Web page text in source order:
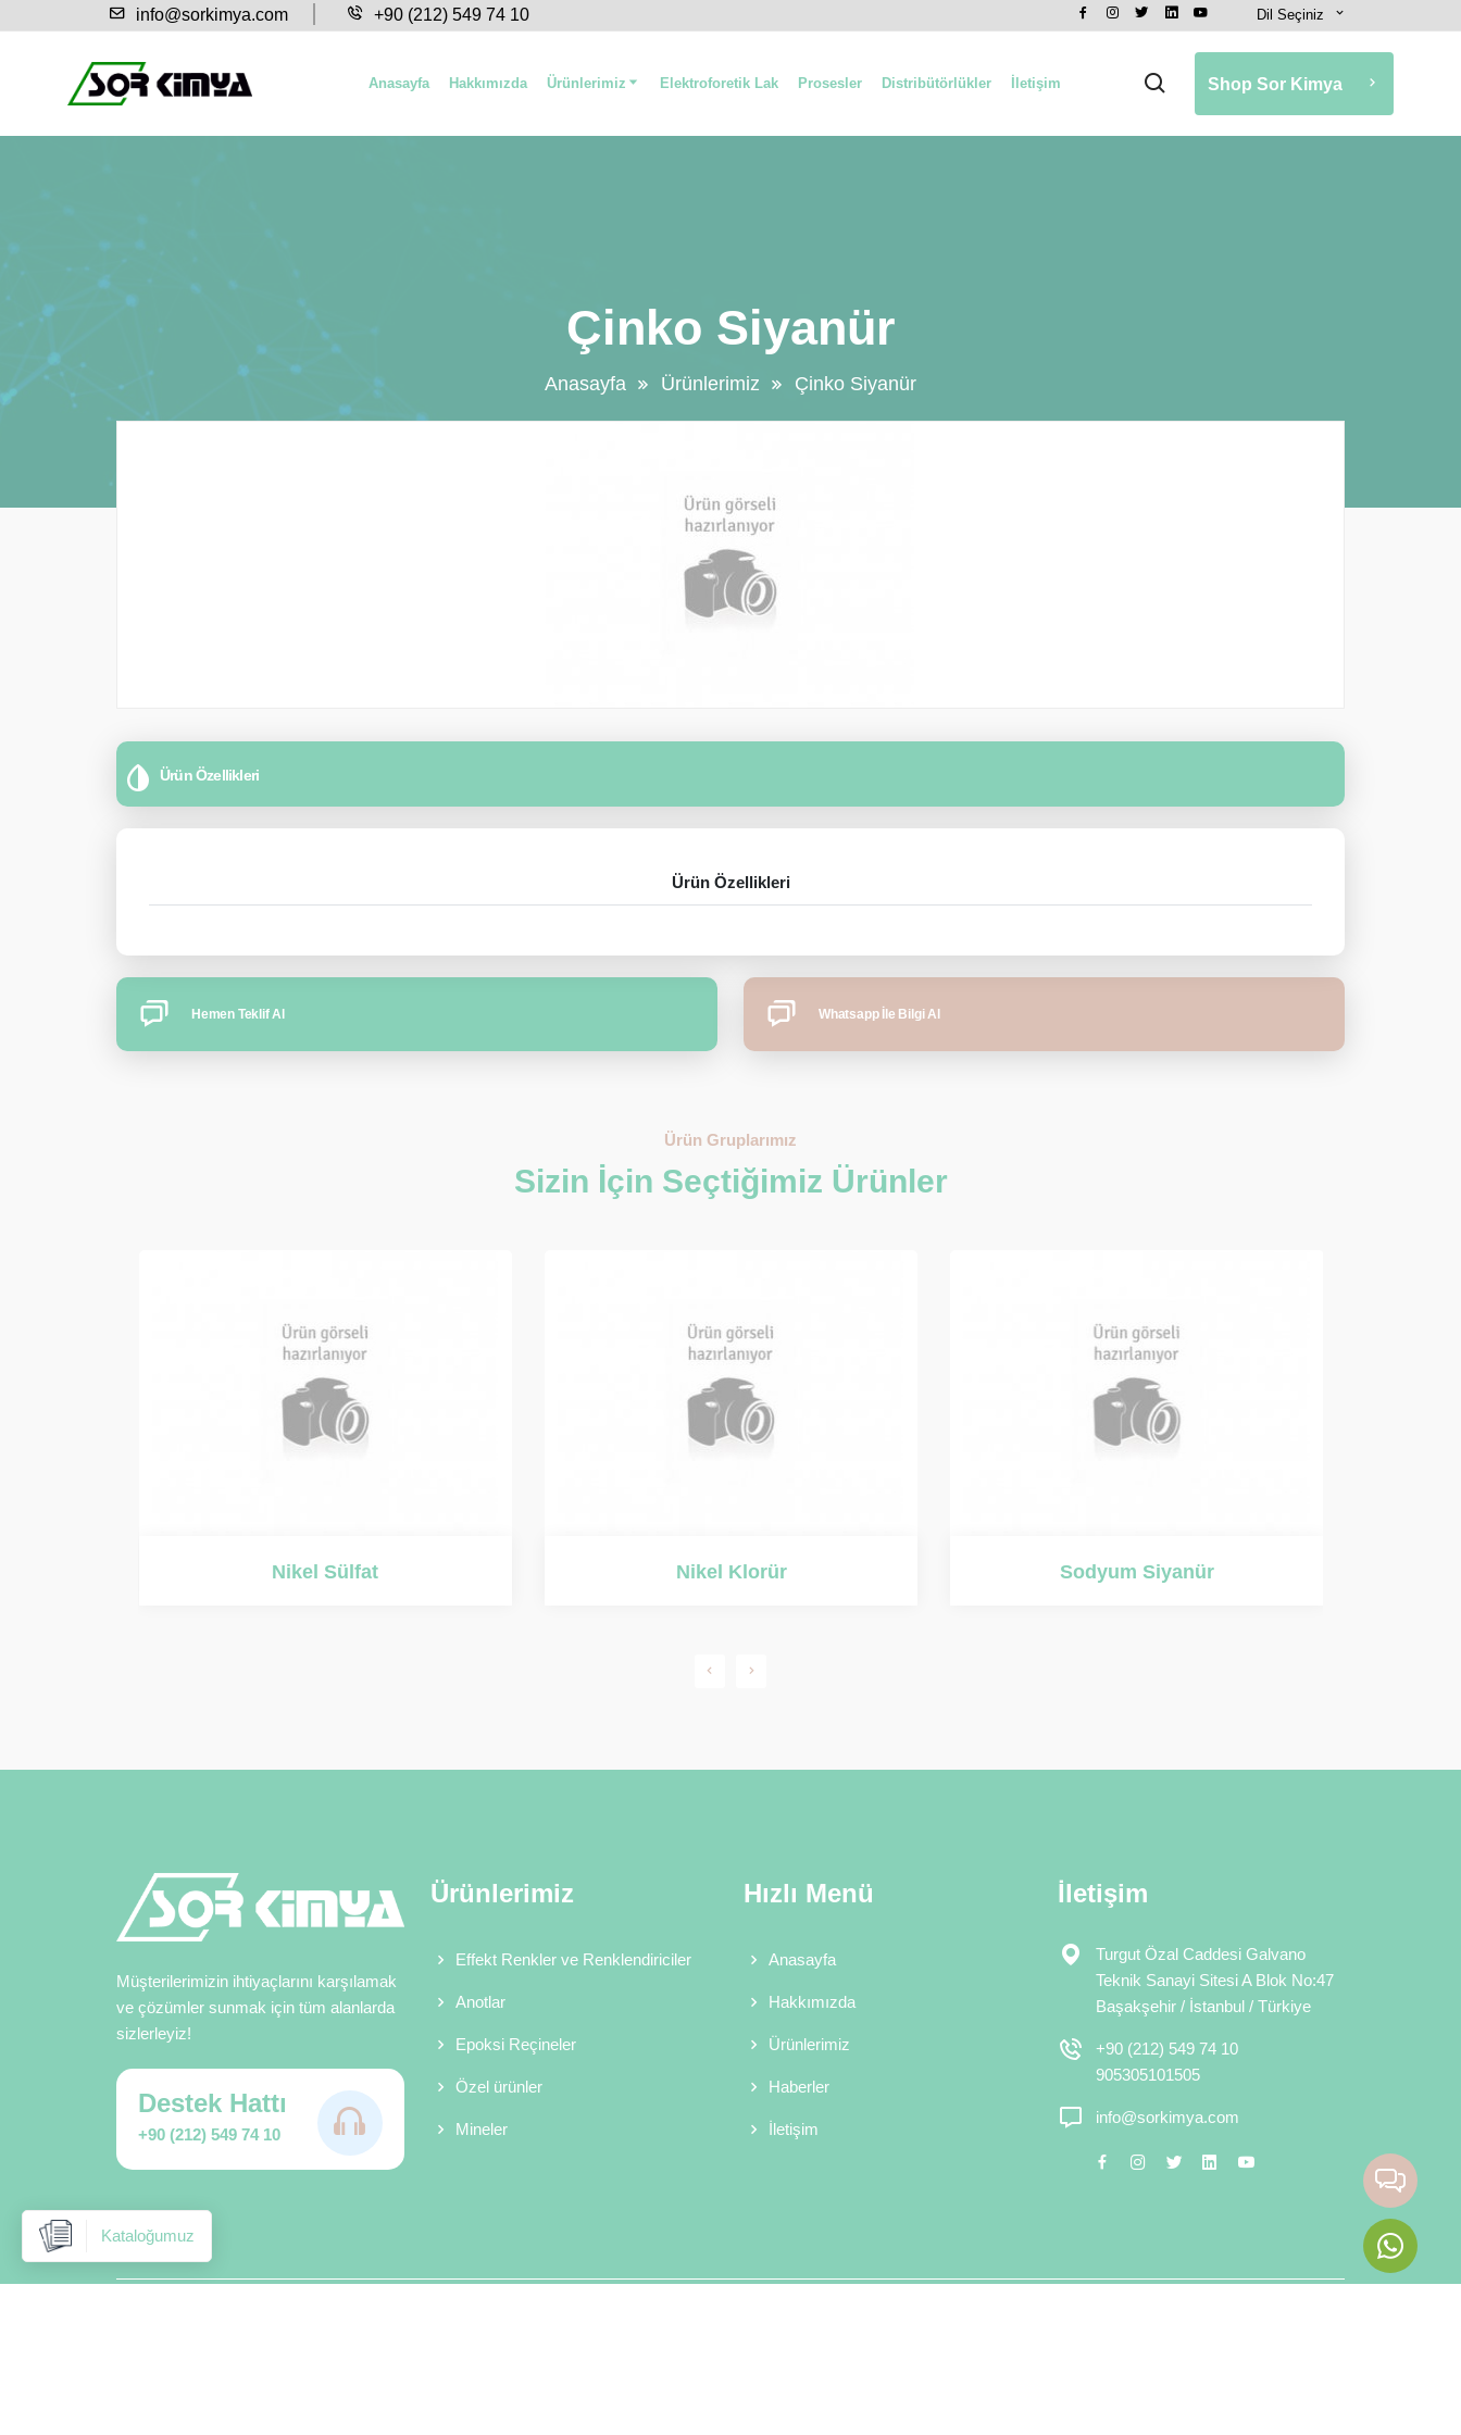
info@sorkimya.com +90 (212) 549 74 10 Dil Seçiniz
Anasayfa Hakkımızda Ürünlerimiz Elektroforetik Lak Prosesler Distribütörlükler İletişim Shop Sor Kimya
Çinko Siyanür
Anasayfa Ürünlerimiz Çinko Siyanür
Ürün Özellikleri
Ürün Özellikleri
Hemen Teklif Al Whatsapp İle Bilgi Al
Ürün Gruplarımız
Sizin İçin Seçtiğimiz Ürünler
Nikel Klorür Sodyum Siyanür Kromik Asit
Müşterilerimizin ihtiyaçlarını karşılamak
ve çözümler sunmak için tüm alanlarda
sizlerleyiz!
Destek Hattı
+90 (212) 549 74 10
Ürünlerimiz
Effekt Renkler ve Renklendiriciler
Anotlar
Epoksi Reçineler
Özel ürünler
Mineler
Hızlı Menü
Anasayfa
Hakkımızda
Ürünlerimiz
Haberler
İletişim
İletişim
Turgut Özal Caddesi Galvano
Teknik Sanayi Sitesi A Blok No:47
Başakşehir / İstanbul / Türkiye
+90 (212) 549 74 10
905305101505
info@sorkimya.com
Kataloğumuz